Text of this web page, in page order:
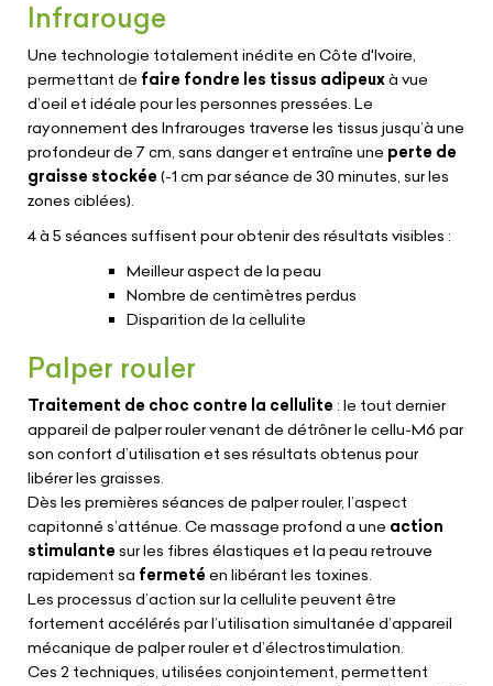
Infrarouge
Une technologie totalement inédite en Côte d'Ivoire,
permettant de faire fondre les tissus adipeuxà vue
d’oeil et idéale pour les personnes pressées. Le
rayonnement des Infrarouges traverse les tissus jusqu’à une
profondeur de 7 cm, sans danger et entraîne une perte de
graisse stockée (-1 cm par séance de 30 minutes, sur les
zones ciblées).
4 à 5 séances suffisent pour obtenir des résultats visibles :
Meilleur aspect de la peau
Nombre de centimètres perdus
Disparition de la cellulite
Palper rouler
Traitement de choc contre la cellulite : le tout dernier
appareil de palper rouler venant de détrôner le cellu-M6 par
son confort d’utilisation et ses résultats obtenus pour
libérer les graisses.
Dès les premières séances de palper rouler, l’aspect
capitonné s’atténue. Ce massage profond a une action
stimulante sur les fibres élastiques et la peau retrouve
rapidement sa fermeté en libérant les toxines.
Les processus d’action sur la cellulite peuvent être
fortement accélérés par l’utilisation simultanée d’appareil
mécanique de palper rouler et d’électrostimulation.
Ces 2 techniques, utilisées conjointement, permettent